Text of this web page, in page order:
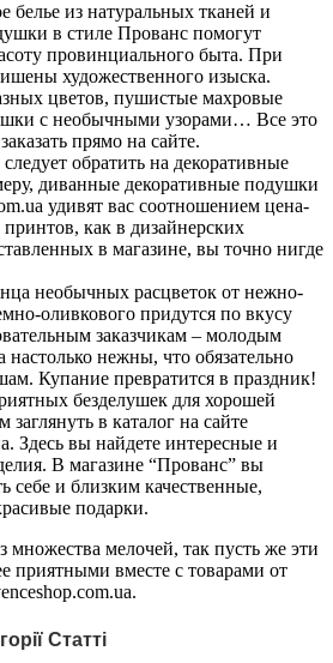
белье из натуральных тканей и
в стиле Прованс помогут
провинциального быта. При
художественного изыска.
цветов, пушистые махровые
с необычными узорами… Все это
прямо на сайте.
обратить на декоративные
диванные декоративные подушки
удивят вас соотношением цена-
как в дизайнерских
в магазине, вы точно нигде
необычных расцветок от нежно-
оливкового придутся по вкусу
заказчикам – молодым
нежны, что обязательно
Купание превратится в праздник!
безделушек для хорошей
заглянуть в каталог на сайте
Здесь вы найдете интересные и
В магазине “Прованс” вы
себе и близким качественные,
подарки.
множества мелочей, так пусть же эти
приятными вместе с товарами от
Статті